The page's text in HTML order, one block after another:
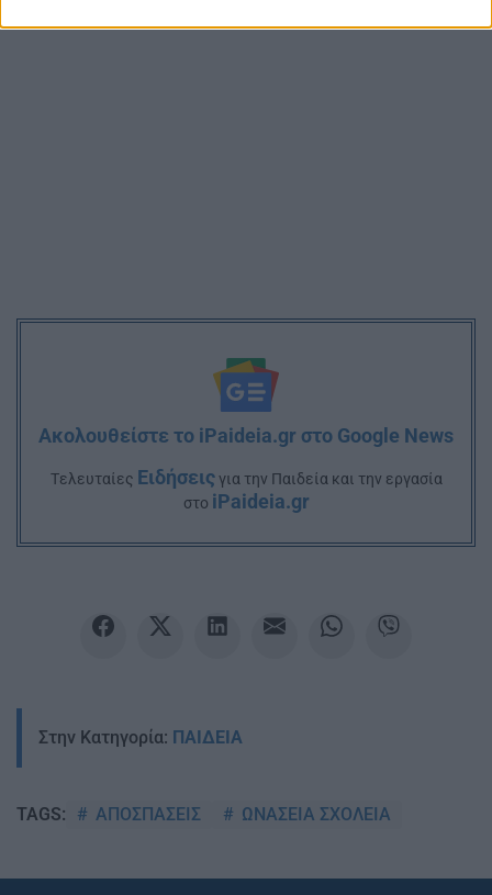
Ακολουθείστε το iPaideia.gr στο Google News
Tελευταίες Ειδήσειςγια την Παιδεία και την εργασία
στο iPaideia.gr
Στην Κατηγορία: ΠΑΙΔΕΙΑ
TAGS: ΑΠΟΣΠΑΣΕΙΣ ΩΝΑΣΕΙΑ ΣΧΟΛΕΙΑ